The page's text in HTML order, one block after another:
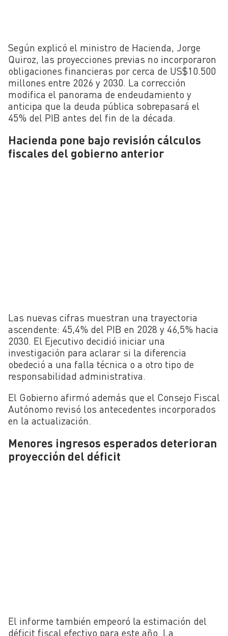
Según explicó el ministro de Hacienda, Jorge
Quiroz, las proyecciones previas no incorporaron
obligaciones financieras por cerca de US$10.500
millones entre 2026 y 2030. La corrección
modifica el panorama de endeudamiento y
anticipa que la deuda pública sobrepasará el
45% del PIB antes del fin de la década.
Hacienda pone bajo revisión cálculos
fiscales del gobierno anterior
Las nuevas cifras muestran una trayectoria
ascendente: 45,4% del PIB en 2028 y 46,5% hacia
2030. El Ejecutivo decidió iniciar una
investigación para aclarar si la diferencia
obedeció a una falla técnica o a otro tipo de
responsabilidad administrativa.
El Gobierno afirmó además que el Consejo Fiscal
Autónomo revisó los antecedentes incorporados
en la actualización.
Menores ingresos esperados deterioran
proyección del déficit
El informe también empeoró la estimación del
déficit fiscal efectivo para este año. La